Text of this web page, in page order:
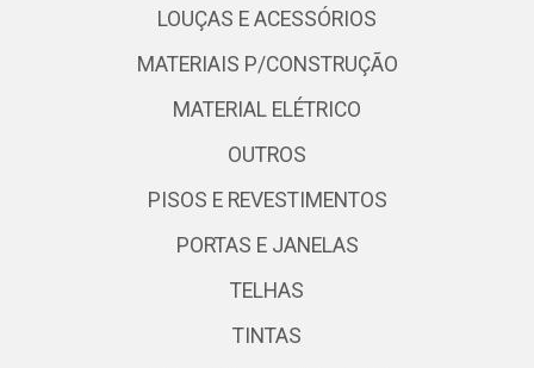
LOUÇAS E ACESSÓRIOS
MATERIAIS P/CONSTRUÇÃO
MATERIAL ELÉTRICO
OUTROS
PISOS E REVESTIMENTOS
PORTAS E JANELAS
TELHAS
TINTAS